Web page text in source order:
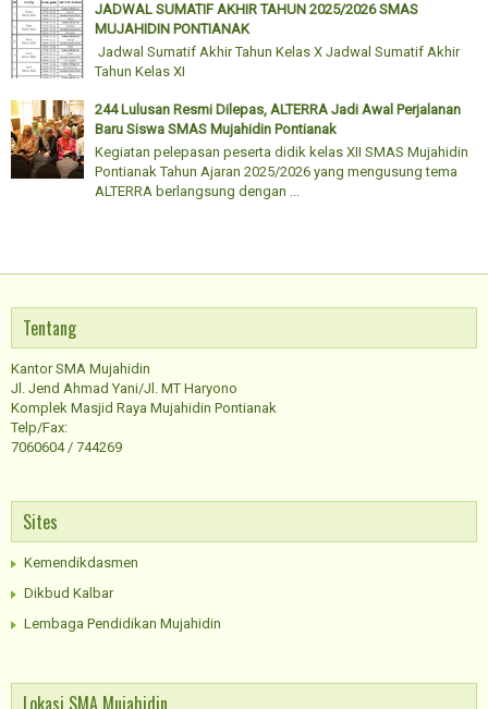
JADWAL SUMATIF AKHIR TAHUN 2025/2026 SMAS
MUJAHIDIN PONTIANAK
Jadwal Sumatif Akhir Tahun Kelas X Jadwal Sumatif Akhir
Tahun Kelas XI
244 Lulusan Resmi Dilepas, ALTERRA Jadi Awal Perjalanan
Baru Siswa SMAS Mujahidin Pontianak
Kegiatan pelepasan peserta didik kelas XII SMAS Mujahidin
Pontianak Tahun Ajaran 2025/2026 yang mengusung tema
ALTERRA berlangsung dengan ...
Tentang
Kantor SMA Mujahidin
Jl. Jend Ahmad Yani/Jl. MT Haryono
Komplek Masjid Raya Mujahidin Pontianak
Telp/Fax:
7060604 / 744269
Sites
Kemendikdasmen
Dikbud Kalbar
Lembaga Pendidikan Mujahidin
Lokasi SMA Mujahidin